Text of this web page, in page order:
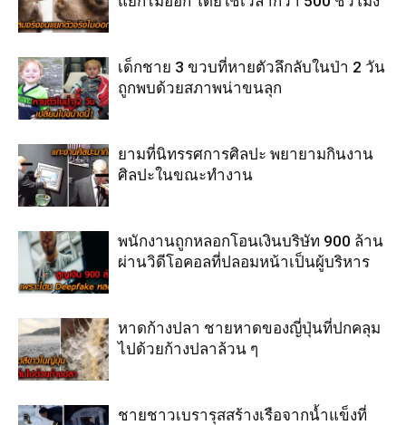
เด็กชาย 3 ขวบที่หายตัวลึกลับในป่า 2 วัน
ถูกพบด้วยสภาพน่าขนลุก
ยามที่นิทรรศการศิลปะ พยายามกินงาน
ศิลปะในขณะทำงาน
พนักงานถูกหลอกโอนเงินบริษัท 900 ล้าน
ผ่านวิดีโอคอลที่ปลอมหน้าเป็นผู้บริหาร
หาดก้างปลา ชายหาดของญี่ปุ่นที่ปกคลุม
ไปด้วยก้างปลาล้วน ๆ
ชายชาวเบรารุสสร้างเรือจากน้ำแข็งที่